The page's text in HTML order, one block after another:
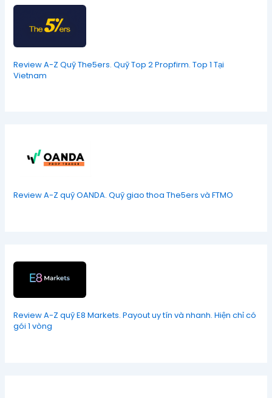
Review A-Z Quỹ The5ers. Quỹ Top 2 Propfirm. Top 1 Tại
Vietnam
Review A-Z quỹ OANDA. Quỹ giao thoa The5ers và FTMO
Review A-Z quỹ E8 Markets. Payout uy tín và nhanh. Hiện chỉ có
gói 1 vòng